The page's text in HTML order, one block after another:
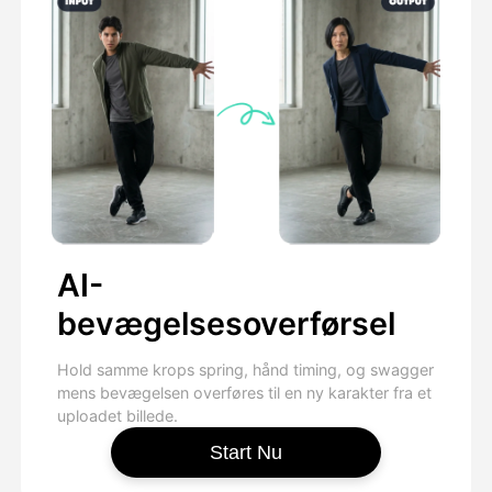
AI-
bevægelsesoverførsel
Hold samme krops spring, hånd timing, og swagger
mens bevægelsen overføres til en ny karakter fra et
uploadet billede.
Start Nu